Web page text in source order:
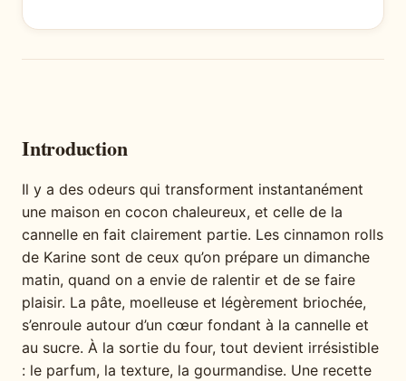
Introduction
Il y a des odeurs qui transforment instantanément
une maison en cocon chaleureux, et celle de la
cannelle en fait clairement partie. Les cinnamon rolls
de Karine sont de ceux qu’on prépare un dimanche
matin, quand on a envie de ralentir et de se faire
plaisir. La pâte, moelleuse et légèrement briochée,
s’enroule autour d’un cœur fondant à la cannelle et
au sucre. À la sortie du four, tout devient irrésistible
: le parfum, la texture, la gourmandise. Une recette